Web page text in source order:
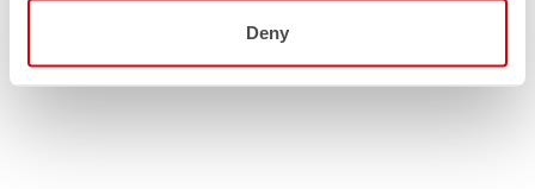
Deny